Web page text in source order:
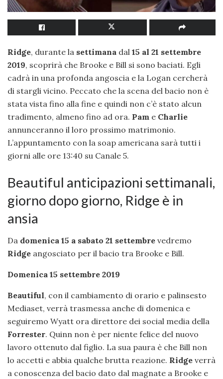
Ridge, durante la settimana dal 15 al 21 settembre
2019, scoprirà che Brooke e Bill si sono baciati. Egli
cadrà in una profonda angoscia e la Logan cercherà
di stargli vicino. Peccato che la scena del bacio non è
stata vista fino alla fine e quindi non c’è stato alcun
tradimento, almeno fino ad ora. Pam e Charlie
annunceranno il loro prossimo matrimonio.
L’appuntamento con la soap americana sarà tutti i
giorni alle ore 13:40 su Canale 5.
Beautiful anticipazioni settimanali,
giorno dopo giorno, Ridge è in
ansia
Da domenica 15 a sabato 21 settembre vedremo
Ridge angosciato per il bacio tra Brooke e Bill.
Domenica 15 settembre 2019
Beautiful, con il cambiamento di orario e palinsesto
Mediaset, verrà trasmessa anche di domenica e
seguiremo Wyatt ora direttore dei social media della
Forrester. Quinn non è per niente felice del nuovo
lavoro ottenuto dal figlio. La sua paura è che Bill non
lo accetti e abbia qualche brutta reazione. Ridge verrà
a conoscenza del bacio dato dal magnate a Brooke e